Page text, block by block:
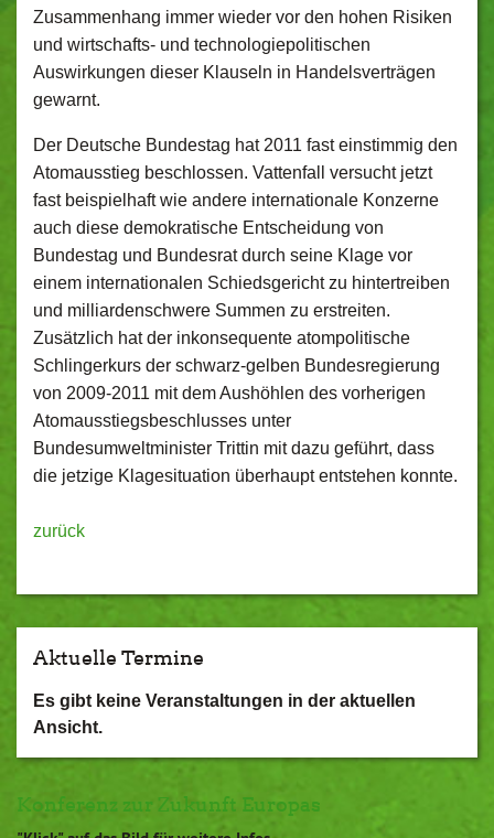
Zusammenhang immer wieder vor den hohen Risiken
und wirtschafts- und technologiepolitischen
Auswirkungen dieser Klauseln in Handelsverträgen
gewarnt.
Der Deutsche Bundestag hat 2011 fast einstimmig den
Atomausstieg beschlossen. Vattenfall versucht jetzt
fast beispielhaft wie andere internationale Konzerne
auch diese demokratische Entscheidung von
Bundestag und Bundesrat durch seine Klage vor
einem internationalen Schiedsgericht zu hintertreiben
und milliardenschwere Summen zu erstreiten.
Zusätzlich hat der inkonsequente atompolitische
Schlingerkurs der schwarz-gelben Bundesregierung
von 2009-2011 mit dem Aushöhlen des vorherigen
Atomausstiegsbeschlusses unter
Bundesumweltminister Trittin mit dazu geführt, dass
die jetzige Klagesituation überhaupt entstehen konnte.
zurück
Aktuelle Termine
Es gibt keine Veranstaltungen in der aktuellen
Ansicht.
Konferenz zur Zukunft Europas